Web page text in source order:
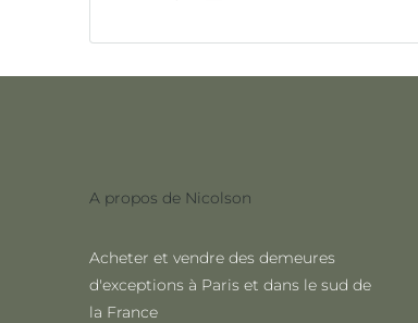
A propos de Nicolson
Acheter et vendre des demeures
d'exceptions à Paris et dans le sud de
la France